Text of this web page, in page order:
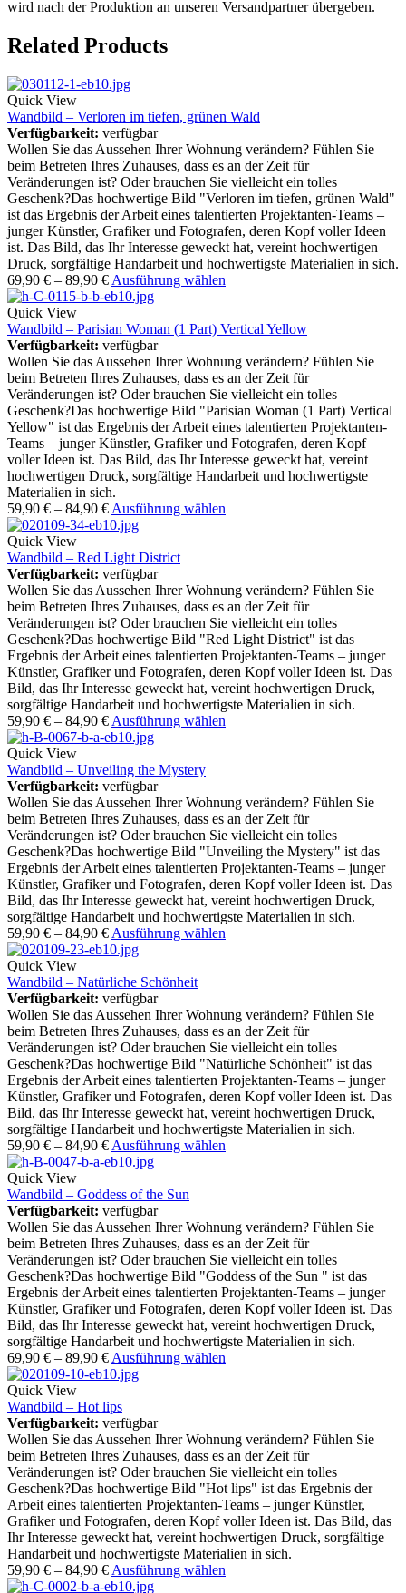
wird nach der Produktion an unseren Versandpartner übergeben.
Related Products
Quick View
Wandbild – Verloren im tiefen, grünen Wald
Verfügbarkeit: verfügbar
Wollen Sie das Aussehen Ihrer Wohnung verändern? Fühlen Sie
beim Betreten Ihres Zuhauses, dass es an der Zeit für
Veränderungen ist? Oder brauchen Sie vielleicht ein tolles
Geschenk?Das hochwertige Bild "Verloren im tiefen, grünen Wald"
ist das Ergebnis der Arbeit eines talentierten Projektanten-Teams –
junger Künstler, Grafiker und Fotografen, deren Kopf voller Ideen
ist. Das Bild, das Ihr Interesse geweckt hat, vereint hochwertigen
Druck, sorgfältige Handarbeit und hochwertigste Materialien in sich.
69,90 € – 89,90 € Ausführung wählen
Quick View
Wandbild – Parisian Woman (1 Part) Vertical Yellow
Verfügbarkeit: verfügbar
Wollen Sie das Aussehen Ihrer Wohnung verändern? Fühlen Sie
beim Betreten Ihres Zuhauses, dass es an der Zeit für
Veränderungen ist? Oder brauchen Sie vielleicht ein tolles
Geschenk?Das hochwertige Bild "Parisian Woman (1 Part) Vertical
Yellow" ist das Ergebnis der Arbeit eines talentierten Projektanten-
Teams – junger Künstler, Grafiker und Fotografen, deren Kopf
voller Ideen ist. Das Bild, das Ihr Interesse geweckt hat, vereint
hochwertigen Druck, sorgfältige Handarbeit und hochwertigste
Materialien in sich.
59,90 € – 84,90 € Ausführung wählen
Quick View
Wandbild – Red Light District
Verfügbarkeit: verfügbar
Wollen Sie das Aussehen Ihrer Wohnung verändern? Fühlen Sie
beim Betreten Ihres Zuhauses, dass es an der Zeit für
Veränderungen ist? Oder brauchen Sie vielleicht ein tolles
Geschenk?Das hochwertige Bild "Red Light District" ist das
Ergebnis der Arbeit eines talentierten Projektanten-Teams – junger
Künstler, Grafiker und Fotografen, deren Kopf voller Ideen ist. Das
Bild, das Ihr Interesse geweckt hat, vereint hochwertigen Druck,
sorgfältige Handarbeit und hochwertigste Materialien in sich.
59,90 € – 84,90 € Ausführung wählen
Quick View
Wandbild – Unveiling the Mystery
Verfügbarkeit: verfügbar
Wollen Sie das Aussehen Ihrer Wohnung verändern? Fühlen Sie
beim Betreten Ihres Zuhauses, dass es an der Zeit für
Veränderungen ist? Oder brauchen Sie vielleicht ein tolles
Geschenk?Das hochwertige Bild "Unveiling the Mystery" ist das
Ergebnis der Arbeit eines talentierten Projektanten-Teams – junger
Künstler, Grafiker und Fotografen, deren Kopf voller Ideen ist. Das
Bild, das Ihr Interesse geweckt hat, vereint hochwertigen Druck,
sorgfältige Handarbeit und hochwertigste Materialien in sich.
59,90 € – 84,90 € Ausführung wählen
Quick View
Wandbild – Natürliche Schönheit
Verfügbarkeit: verfügbar
Wollen Sie das Aussehen Ihrer Wohnung verändern? Fühlen Sie
beim Betreten Ihres Zuhauses, dass es an der Zeit für
Veränderungen ist? Oder brauchen Sie vielleicht ein tolles
Geschenk?Das hochwertige Bild "Natürliche Schönheit" ist das
Ergebnis der Arbeit eines talentierten Projektanten-Teams – junger
Künstler, Grafiker und Fotografen, deren Kopf voller Ideen ist. Das
Bild, das Ihr Interesse geweckt hat, vereint hochwertigen Druck,
sorgfältige Handarbeit und hochwertigste Materialien in sich.
59,90 € – 84,90 € Ausführung wählen
Quick View
Wandbild – Goddess of the Sun
Verfügbarkeit: verfügbar
Wollen Sie das Aussehen Ihrer Wohnung verändern? Fühlen Sie
beim Betreten Ihres Zuhauses, dass es an der Zeit für
Veränderungen ist? Oder brauchen Sie vielleicht ein tolles
Geschenk?Das hochwertige Bild "Goddess of the Sun " ist das
Ergebnis der Arbeit eines talentierten Projektanten-Teams – junger
Künstler, Grafiker und Fotografen, deren Kopf voller Ideen ist. Das
Bild, das Ihr Interesse geweckt hat, vereint hochwertigen Druck,
sorgfältige Handarbeit und hochwertigste Materialien in sich.
69,90 € – 89,90 € Ausführung wählen
Quick View
Wandbild – Hot lips
Verfügbarkeit: verfügbar
Wollen Sie das Aussehen Ihrer Wohnung verändern? Fühlen Sie
beim Betreten Ihres Zuhauses, dass es an der Zeit für
Veränderungen ist? Oder brauchen Sie vielleicht ein tolles
Geschenk?Das hochwertige Bild "Hot lips" ist das Ergebnis der
Arbeit eines talentierten Projektanten-Teams – junger Künstler,
Grafiker und Fotografen, deren Kopf voller Ideen ist. Das Bild, das
Ihr Interesse geweckt hat, vereint hochwertigen Druck, sorgfältige
Handarbeit und hochwertigste Materialien in sich.
59,90 € – 84,90 € Ausführung wählen